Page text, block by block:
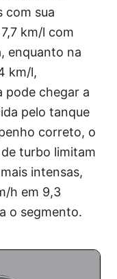
com sua
km/l com
enquanto na
km/l,
pode chegar a
pelo tanque
correto, o
turbo limitam
intensas,
h em 9,3
o segmento.